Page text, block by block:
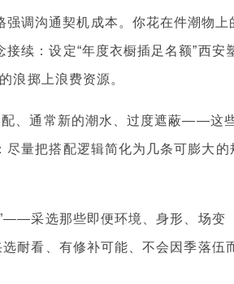
调沟通契机成本。你花在件潮物上
续：设定“年度衣橱插足名额”西安
浪掷上浪费资源。
、通常新的潮水、过度遮蔽——这
量把搭配逻辑简化为几条可膨大的
采选那些即便环境、身形、场变
耐看、有修补可能、不会因季落伍